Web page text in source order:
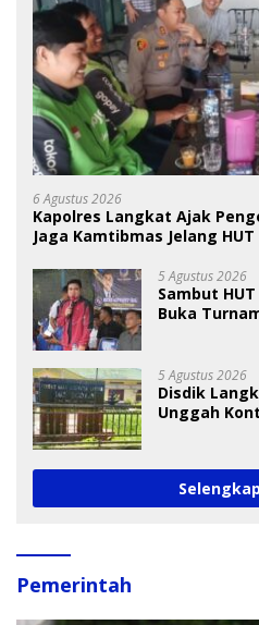
6 Agustus 2026
Kapolres Langkat Ajak
Jaga Kamtibmas Jelang HUT
5 Agustus 2026
Sambut
Buka
5 Agustus 2026
Disdik
Unggah
Pemerintah